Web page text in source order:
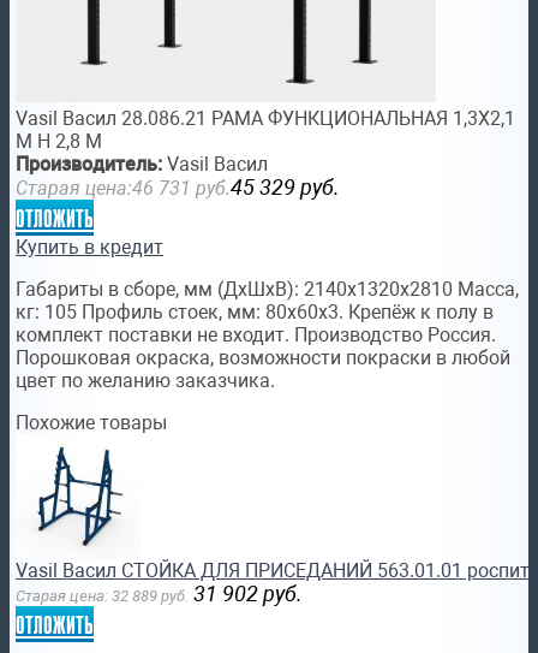
Vasil Васил 28.086.21 РАМА ФУНКЦИОНАЛЬНАЯ 1,3Х2,1
М Н 2,8 М
Производитель: Vasil Васил
Старая цена:46 731 руб.45 329 руб.
отложить
Купить в кредит
Габариты в сборе, мм (ДхШхВ): 2140х1320х2810 Масса,
кг: 105 Профиль стоек, мм: 80х60х3. Крепёж к полу в
комплект поставки не входит. Производство Россия.
Порошковая окраска, возможности покраски в любой
цвет по желанию заказчика.
Похожие товары
Vasil Васил СТОЙКА ДЛЯ ПРИСЕДАНИЙ 563.01.01
Старая цена: 32 889 руб. 31 902 руб.
отложить